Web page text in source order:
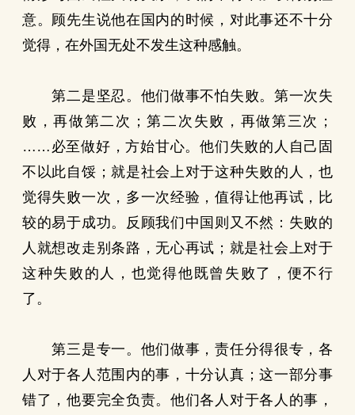
意。顾先生说他在国内的时候，对此事还不十分
觉得，在外国无处不发生这种感触。
第二是坚忍。他们做事不怕失败。第一次失
败，再做第二次；第二次失败，再做第三次；
……必至做好，方始甘心。他们失败的人自己固
不以此自馁；就是社会上对于这种失败的人，也
觉得失败一次，多一次经验，值得让他再试，比
较的易于成功。反顾我们中国则又不然：失败的
人就想改走别条路，无心再试；就是社会上对于
这种失败的人，也觉得他既曾失败了，便不行
了。
第三是专一。他们做事，责任分得很专，各
人对于各人范围内的事，十分认真；这一部分事
错了，他要完全负责。他们各人对于各人的事，